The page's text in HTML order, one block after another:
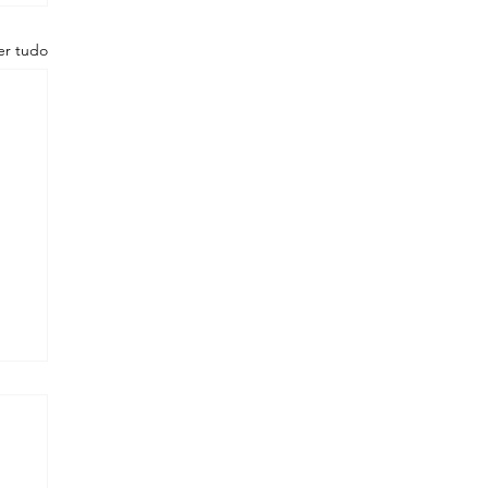
tudo